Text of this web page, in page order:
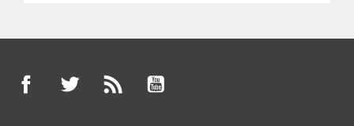
FacebookTwitter